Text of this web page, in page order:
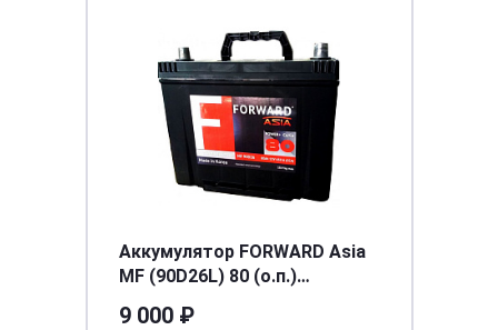
Аккумулятор FORWARD Asia
MF (90D26L) 80 (о.п.)
9 000 ₽